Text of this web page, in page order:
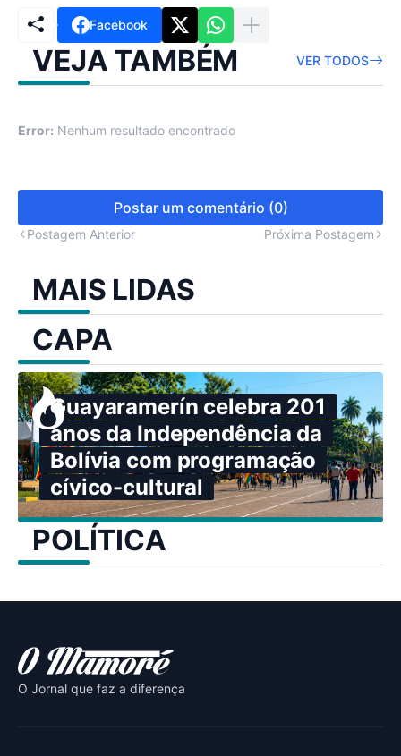
Facebook
VEJA TAMBÉM VER TODOS
Error: Nenhum resultado encontrado
Postar um comentário (0)
Postagem Anterior Próxima Postagem
MAIS LIDAS
CAPA
Guayaramerín celebra 201
anos da Independência da
Bolívia com programação
cívico-cultural
POLÍTICA
O Jornal que faz a diferença